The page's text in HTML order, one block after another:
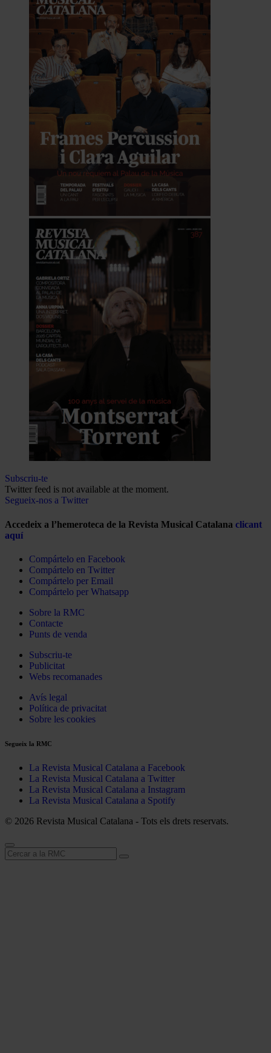
Subscriu-te
Twitter feed is not available at the moment.
Segueix-nos a Twitter
Accedeix a l’hemeroteca de la Revista Musical Catalana clicant
aquí
Compártelo en Facebook
Compártelo en Twitter
Compártelo per Email
Compártelo per Whatsapp
Sobre la RMC
Contacte
Punts de venda
Subscriu-te
Publicitat
Webs recomanades
Avís legal
Política de privacitat
Sobre les cookies
Segueix la RMC
La Revista Musical Catalana a Facebook
La Revista Musical Catalana a Twitter
La Revista Musical Catalana a Instagram
La Revista Musical Catalana a Spotify
© 2026 Revista Musical Catalana - Tots els drets reservats.
Cerca